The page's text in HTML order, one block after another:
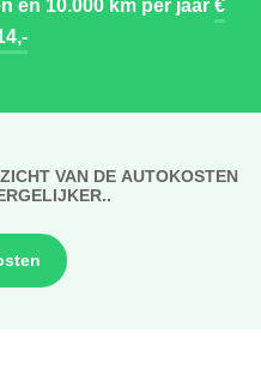
VAN DE AUTOKOSTEN